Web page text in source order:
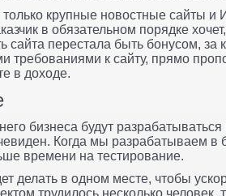
крупные новостные сайты и
в обязательном порядке
сайта перестала быть бонусом,
требованиями к сайту, прямо
в доходе.
бизнеса будут
Когда мы разрабатываем в
времени на тестирование.
делать в одном месте, чтобы
трудилось несколько человек,